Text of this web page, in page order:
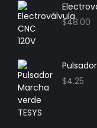
$48.00
$4.25